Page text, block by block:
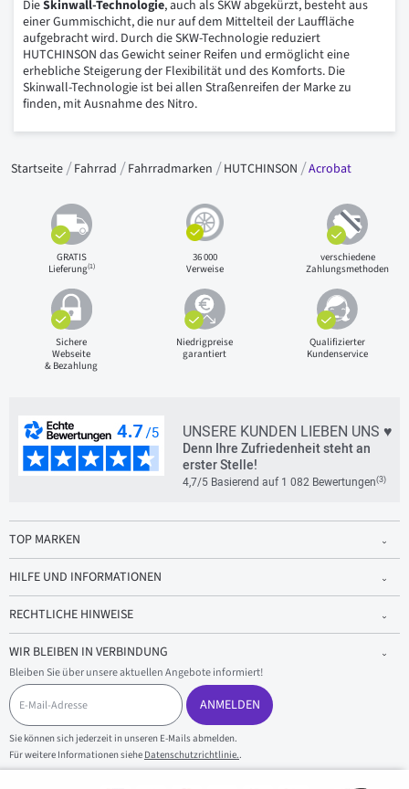
DieSkinwall-Technologie, auch als SKW abgekürzt, besteht aus
einer Gummischicht, die nur auf dem Mittelteil der Lauffläche
aufgebracht wird. Durch die SKW-Technologie reduziert
HUTCHINSON das Gewicht seiner Reifen und ermöglicht eine
erhebliche Steigerung der Flexibilität und des Komforts. Die
Skinwall-Technologie ist bei allen Straßenreifen der Marke zu
finden, mit Ausnahme des Nitro.
Startseite Fahrrad Fahrradmarken HUTCHINSON Acrobat
GRATIS
Lieferung(1)
36 000
Verweise
verschiedene
Zahlungsmethoden
Sichere
Webseite
& Bezahlung
Niedrigpreise
garantiert
Qualifizierter
Kundenservice
UNSERE KUNDEN LIEBEN UNS ♥
Denn Ihre Zufriedenheit steht an
erster Stelle!
4,7/5 Basierend auf 1 082 Bewertungen(3)
TOP MARKEN
HILFE UND INFORMATIONEN
RECHTLICHE HINWEISE
WIR BLEIBEN IN VERBINDUNG
Bleiben Sie über unsere aktuellen Angebote informiert!
E
-
M
a
i
l
ANMELDEN
Sie können sich jederzeit in unseren E-Mails abmelden.
Für weitere Informationen siehe Datenschutzrichtlinie..